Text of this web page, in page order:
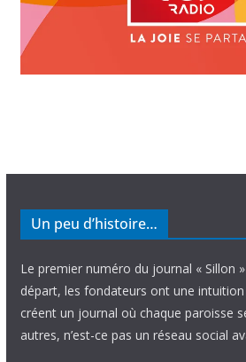
Un peu d’histoire…
Le premier numéro du journal « Sillon »
départ, les fondateurs ont une
créent un journal où chaque paroisse
autres, n’est-ce pas un réseau social